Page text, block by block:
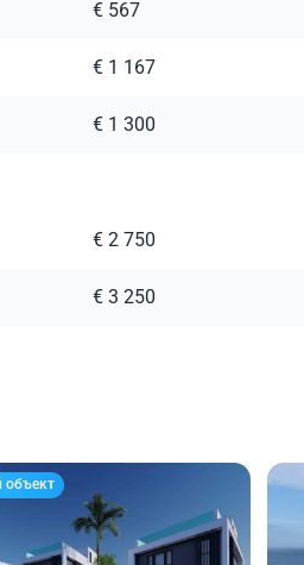
€ 567
€ 1 167
€ 1 300
€ 2 750
€ 3 250
объект